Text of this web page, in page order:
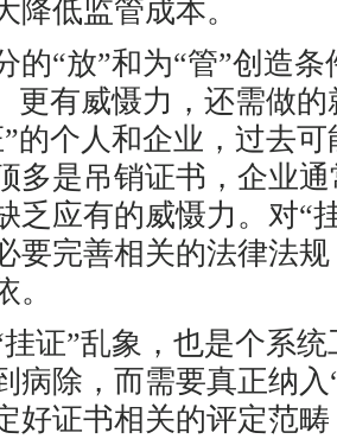
降低监管成本。
“放”和为“管”创造条
更有威慑力，还需做
的个人和企业，过去
多是吊销证书，企业
乏应有的威慑力。对“
要完善相关的法律法
”乱象，也是个系统
病除，而需要真正纳入
好证书相关的评定范